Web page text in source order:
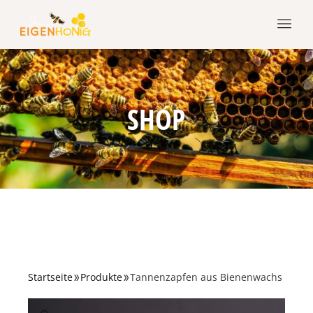
SHOP
Startseite Produkte Tannenzapfen aus Bienenwachs